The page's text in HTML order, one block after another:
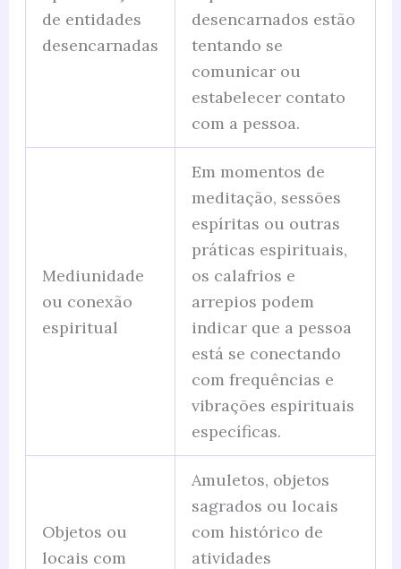
de entidades
desencarnadas
desencarnados estão
tentando se
comunicar ou
estabelecer contato
com a pessoa.
Mediunidade
ou conexão
espiritual
Em momentos de
meditação, sessões
espíritas ou outras
práticas espirituais,
os calafrios e
arrepios podem
indicar que a pessoa
está se conectando
com frequências e
vibrações espirituais
específicas.
Objetos ou
locais com
Amuletos, objetos
sagrados ou locais
com histórico de
atividades